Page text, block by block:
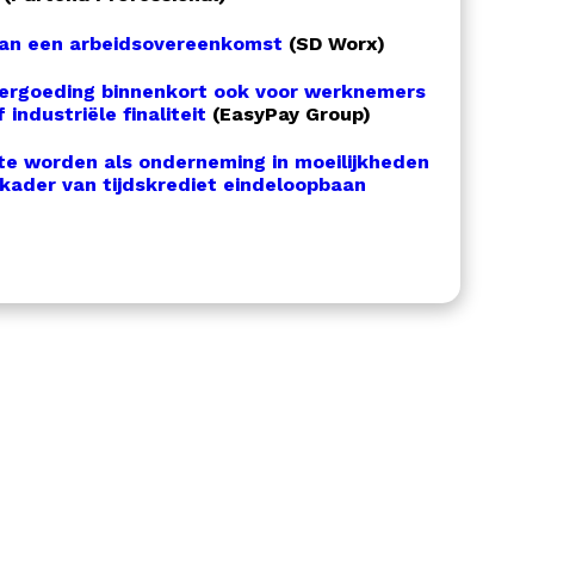
een arbeidsovereenkomst (SD Worx)
binnenkort ook voor werknemers
industriële finaliteit (EasyPay Group)
worden als onderneming in moeilijkheden
van tijdskrediet eindeloopbaan